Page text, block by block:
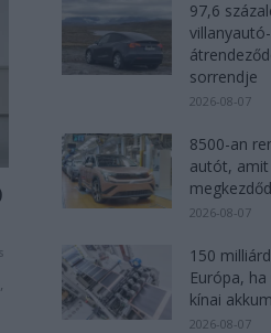
97,6
sorrendje
2026-08-07
8500-an
autót,
2026-08-07
150
Európa,
kínai
2026-08-07